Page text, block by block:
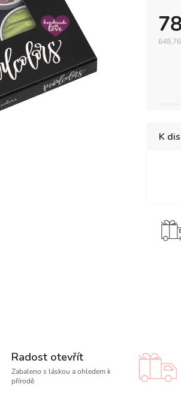
K
ks
Radost otevřít
Zabaleno s láskou a ohledem k
přírodě